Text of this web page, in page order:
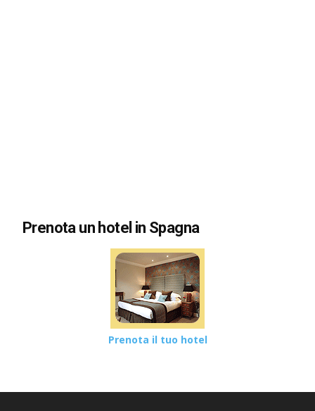
Prenota un hotel in Spagna
Prenota il tuo hotel